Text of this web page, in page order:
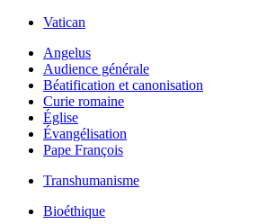
Vatican
Angelus
Audience générale
Béatification et canonisation
Curie romaine
Église
Évangélisation
Pape François
Transhumanisme
Bioéthique